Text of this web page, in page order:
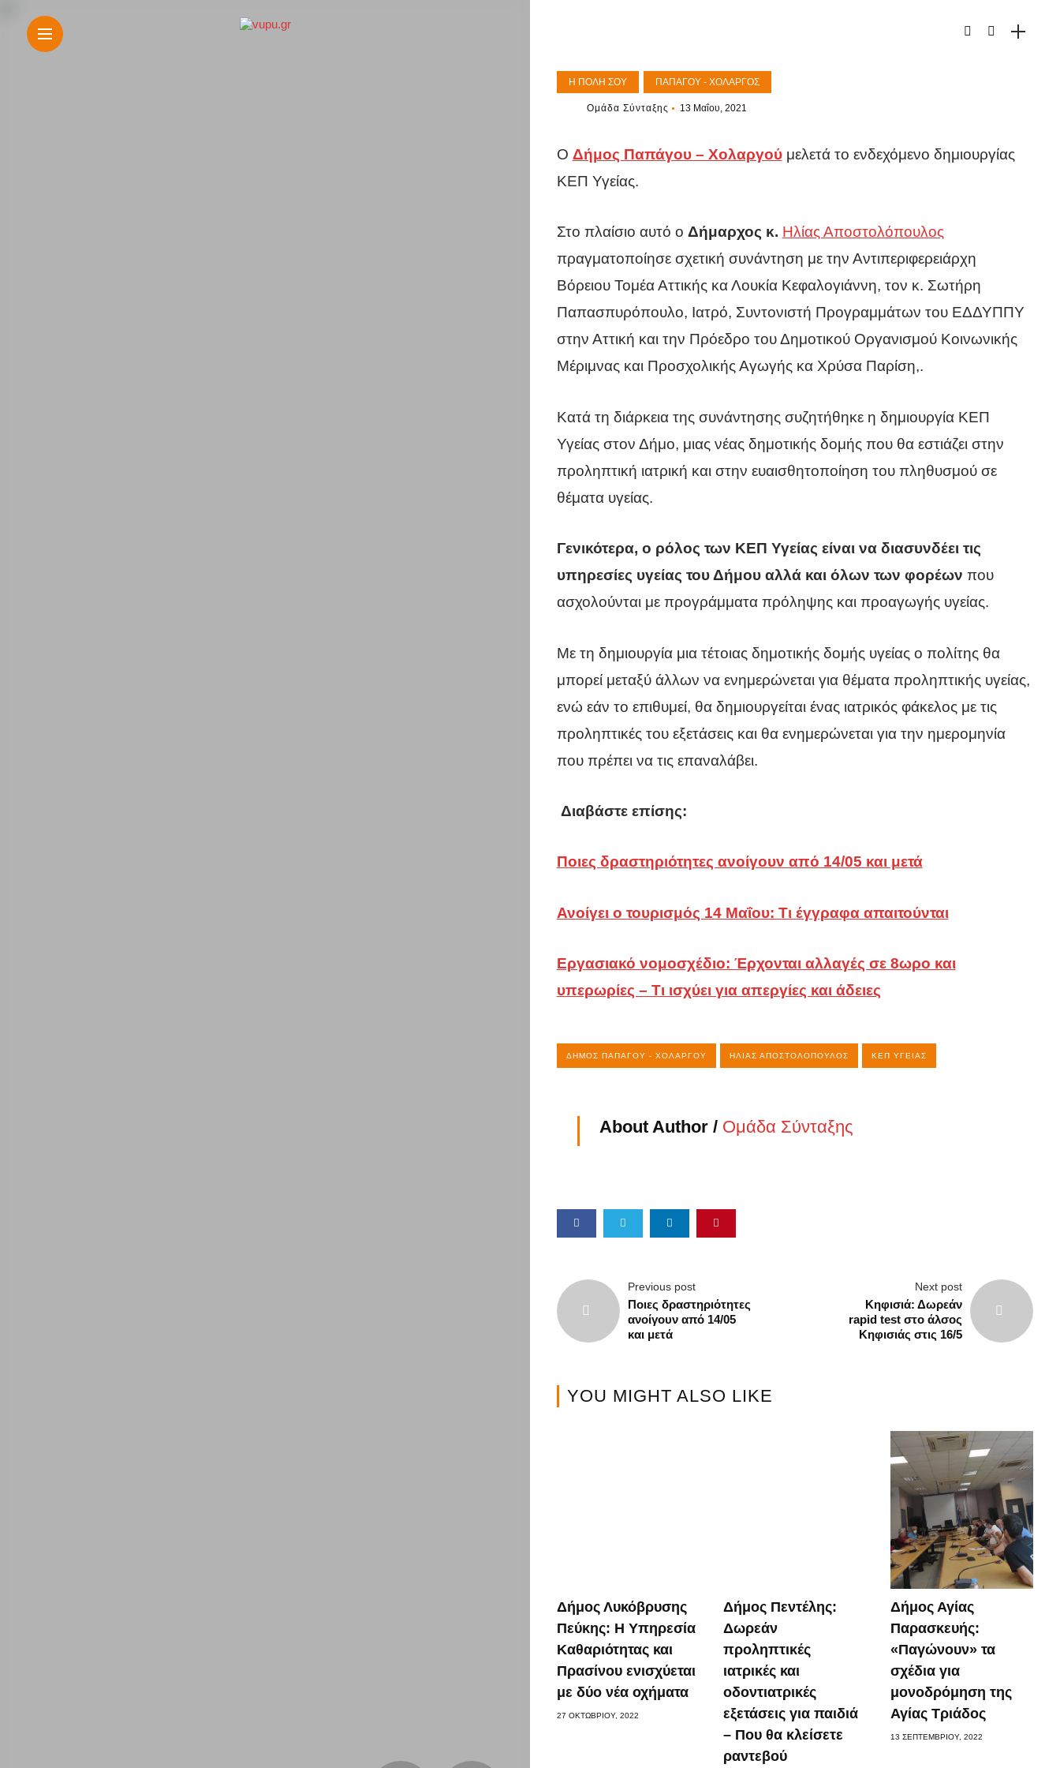
Η
πόλη
Επικαιρότητα
Επιχειρήσεις
Περιφέρεια
Αττικής
Σύλλογοι
Υγεία
&
Διατροφή
Διασκέδαση
Travel
Αυτοκίνητο
Επικοινωνία
Search
Η ΠΌΛΗ ΣΟΥ ΠΑΠΆΓΟΥ - ΧΟΛΑΡΓΌΣ
Ομάδα Σύνταξης 13 Μαΐου, 2021
Ο Δήμος Παπάγου – Χολαργούμελετά το ενδεχόμενο δημιουργίας
ΚΕΠ Υγείας.
Στο πλαίσιο αυτό ο Δήμαρχος κ. Ηλίας Αποστολόπουλος
πραγματοποίησε σχετική συνάντηση με την Αντιπεριφερειάρχη
Βόρειου Τομέα Αττικής κα Λουκία Κεφαλογιάννη, τον κ. Σωτήρη
Παπασπυρόπουλο, Ιατρό, Συντονιστή Προγραμμάτων του ΕΔΔΥΠΠΥ
στην Αττική και την Πρόεδρο του Δημοτικού Οργανισμού Κοινωνικής
Μέριμνας και Προσχολικής Αγωγής κα Χρύσα Παρίση,.
Κατά τη διάρκεια της συνάντησης συζητήθηκε η δημιουργία ΚΕΠ
Υγείας στον Δήμο, μιας νέας δημοτικής δομής που θα εστιάζει στην
προληπτική ιατρική και στην ευαισθητοποίηση του πληθυσμού σε
θέματα υγείας.
Γενικότερα, ο ρόλος των ΚΕΠ Υγείας είναι να διασυνδέει τις
υπηρεσίες υγείας του Δήμου αλλά και όλων των φορέων που
ασχολούνται με προγράμματα πρόληψης και προαγωγής υγείας.
Με τη δημιουργία μια τέτοιας δημοτικής δομής υγείας ο πολίτης θα
μπορεί μεταξύ άλλων να ενημερώνεται για θέματα προληπτικής υγείας,
ενώ εάν το επιθυμεί, θα δημιουργείται ένας ιατρικός φάκελος με τις
προληπτικές του εξετάσεις και θα ενημερώνεται για την ημερομηνία
που πρέπει να τις επαναλάβει.
Διαβάστε επίσης:
Ποιες δραστηριότητες ανοίγουν από 14/05 και μετά
Ανοίγει ο τουρισμός 14 Μαΐου: Τι έγγραφα απαιτούνται
Εργασιακό νομοσχέδιο: Έρχονται αλλαγές σε 8ωρο και
υπερωρίες – Τι ισχύει για απεργίες και άδειες
ΔΉΜΟΣ ΠΑΠΆΓΟΥ - ΧΟΛΑΡΓΟΎ ΗΛΊΑΣ ΑΠΟΣΤΟΛΌΠΟΥΛΟΣ ΚΕΠ ΥΓΕΊΑΣ
About Author / Ομάδα Σύνταξης
Previous post
Ποιες δραστηριότητες
ανοίγουν από 14/05
και μετά
Next post
Κηφισιά: Δωρεάν
rapid test στο άλσος
Κηφισιάς στις 16/5
YOU MIGHT ALSO LIKE
Δήμος Λυκόβρυσης
Πεύκης: Η Υπηρεσία
Καθαριότητας και
Πρασίνου ενισχύεται
με δύο νέα οχήματα
27 ΟΚΤΩΒΡΊΟΥ, 2022
Δήμος Πεντέλης:
Δωρεάν
προληπτικές
ιατρικές και
οδοντιατρικές
εξετάσεις για παιδιά
– Που θα κλείσετε
ραντεβού
Δήμος Αγίας
Παρασκευής:
«Παγώνουν» τα
σχέδια για
μονοδρόμηση της
Αγίας Τριάδος
13 ΣΕΠΤΕΜΒΡΊΟΥ, 2022